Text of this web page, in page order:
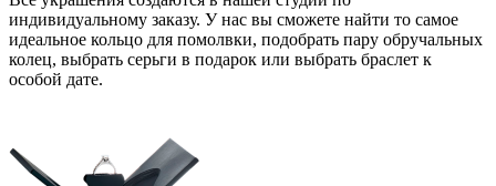
индивидуальному заказу. У нас вы сможете найти то самое
идеальное кольцо для помолвки, подобрать пару обручальных
колец, выбрать серьги в подарок или выбрать браслет к
особой дате.